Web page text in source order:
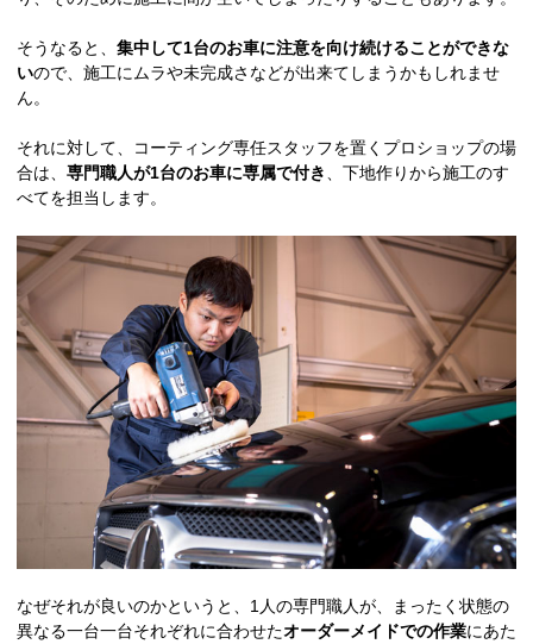
そうなると、 集中して1台のお車に注意を向け続けることができな
いので、施工にムラや未完成さなどが出来てしまうかもしれませ
ん。
それに対して、コーティング専任スタッフを置くプロショップの場
合は、 専門職人が1台のお車に専属で付き
、下地作りから施工のす
べてを担当します。
なぜそれが良いのかというと、1人の専門職人が、まったく状態の
異なる一台一台それぞれに合わせたオーダーメイドでの作業にあた